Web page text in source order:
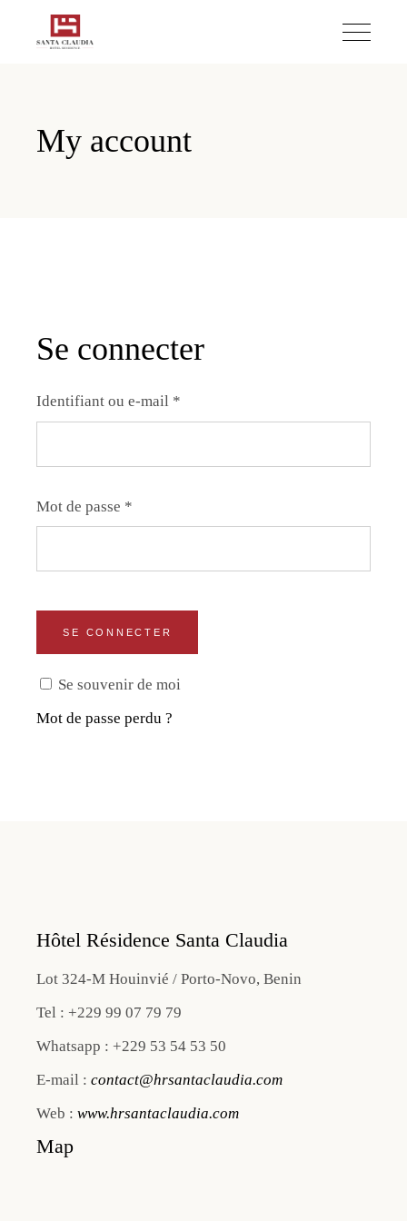
My account
Se connecter
Identifiant ou e-mail *
Mot de passe *
Se souvenir de moi
SE CONNECTER
Mot de passe perdu ?
Hôtel Résidence Santa Claudia
Lot 324-M Houinvié / Porto-Novo, Benin
Tel : +229 99 07 79 79
Whatsapp : +229 53 54 53 50
E-mail :contact@hrsantaclaudia.com
Web :www.hrsantaclaudia.com
Map